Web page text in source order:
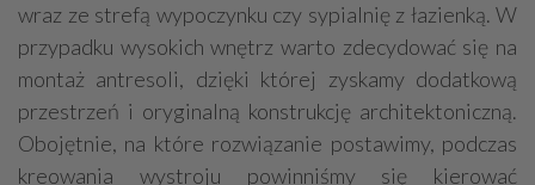
wraz ze strefą wypoczynku czy sypialnię z łazienką. W
przypadku wysokich wnętrz warto zdecydować się na
montaż antresoli, dzięki której zyskamy dodatkową
przestrzeń i oryginalną konstrukcję architektoniczną.
Obojętnie, na które rozwiązanie postawimy, podczas
kreowania wystroju powinniśmy się kierować